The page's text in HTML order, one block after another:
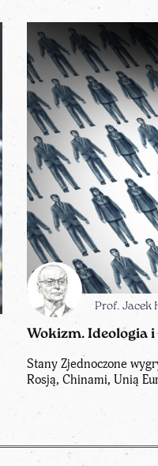
Prof. Jacek
Wokizm. Ideologia
Stany Zjednoczone
Rosją, Chinami, Unią